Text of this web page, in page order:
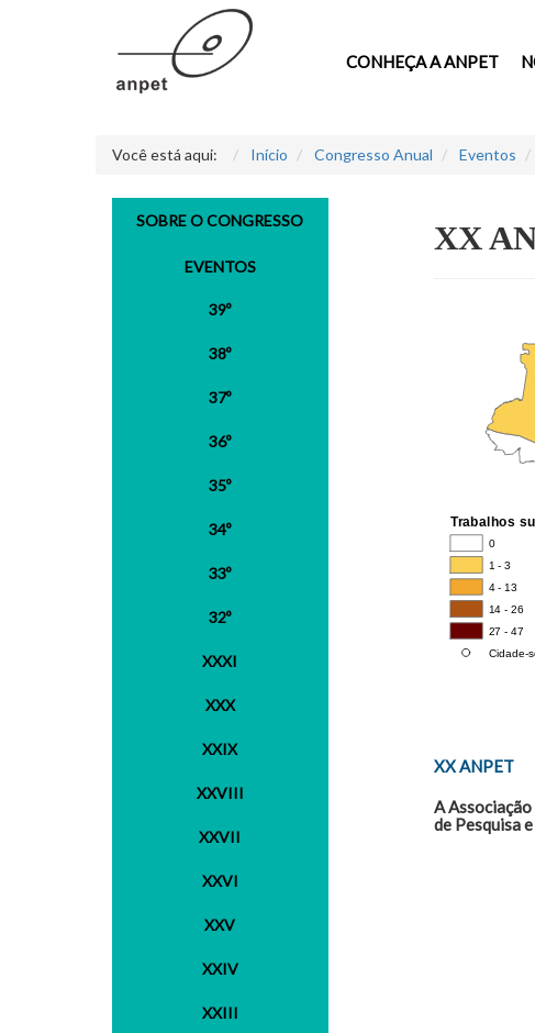
CONHEÇA A ANPET
Você está aqui: Início Congresso Anual Eventos
SOBRE O CONGRESSO
EVENTOS
39º
38º
37º
36º
35º
34º
33º
32º
XXXI
XXX
XXIX
XXVIII
XXVII
XXVI
XXV
XXIV
XXIII
XX
XX ANPET
A
de Pesquisa